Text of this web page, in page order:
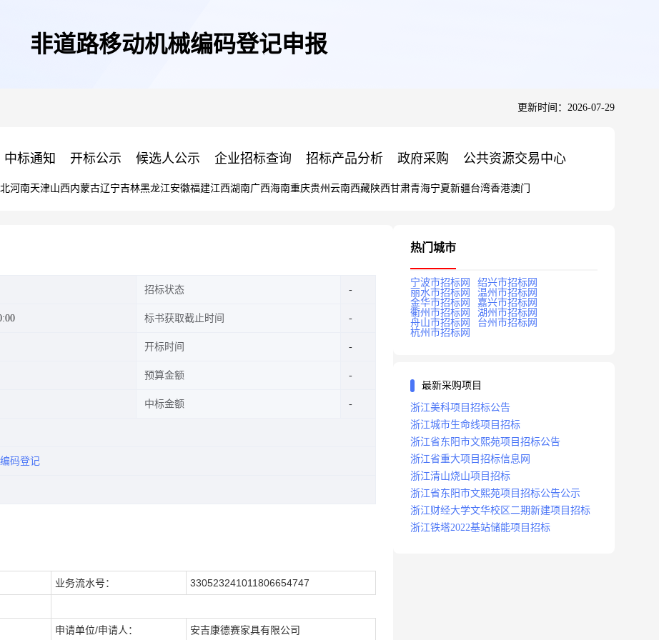
非道路移动机械编码登记申报
更新时间：2026-07-29
中标通知 开标公示 候选人公示 企业招标查询 招标产品分析 政府采购 公共资源交易中心
河南天津山西内蒙古辽宁吉林黑龙江安徽福建江西湖南广西海南重庆贵州 云南西藏陕西甘肃青海宁夏新疆台湾香港澳门
招标状态
标书获取截止时间
开标时间
预算金额
中标金额
码登记
业务流水号： 330523241011806654747
申请单位/申请人： 安吉康德赛家具有限公司
热门城市
宁波市招标网
绍兴市招标网
丽水市招标网
温州市招标网
金华市招标网
嘉兴市招标网
衢州市招标网
湖州市招标网
舟山市招标网
台州市招标网
杭州市招标网
最新采购项目
浙江美科项目招标公告
浙江城市生命线项目招标
浙江省东阳市文熙苑项目招标公告
浙江省重大项目招标信息网
浙江清山烧山项目招标
浙江省东阳市文熙苑项目招标公告公示
浙江财经大学文华校区二期新建项目招标
浙江铁塔2022基站储能项目招标